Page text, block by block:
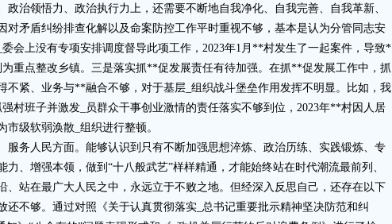
政治领悟力、政治执行力上，还需要不断地自我净化、自我完善、自我革新、
对矛盾纠纷排查化解以及命案防控工作平时重视不够，基本是认为分管同志安
会上没有专项安排调度督导此项工作，2023年1月**村发生了一起案件，导致*
重点整改乡镇。三是落实抓**促发展责任有待加强。在抓**促发展工作中，抓
不紧、业务与**融合不够，对于基层_组织战斗堡垒作用发挥不明显。比如，我
村班子并激发_员群众干事创业激情的责任落实不够到位，2023年**村因人居
市级软弱涣散_组织进行整顿。
服务人民方面。能够认识到只有不断加强思想淬炼、政治历练、实践锻炼、专
力、增强本领，做到“十八般武艺”样样精通，才能始终站在时代潮流最前列、
、站在最广大人民之中，永远立于不败之地。但经深入反思自己，还存在以下
还不够。通过对照《关于认真贯彻落实_总书记重要批示精神坚决防范和纠